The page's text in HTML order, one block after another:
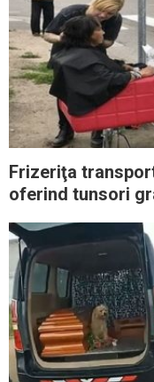
Frizeriţa
oferind tunsori